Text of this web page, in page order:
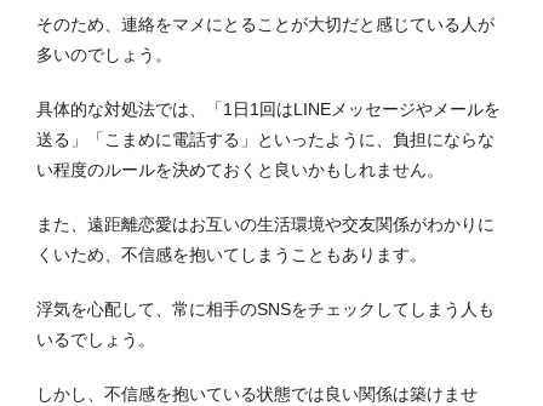
そのため、連絡をマメにとることが大切だと感じている人が
多いのでしょう。
具体的な対処法では、「1日1回はLINEメッセージやメールを
送る」「こまめに電話する」といったように、負担にならな
い程度のルールを決めておくと良いかもしれません。
また、遠距離恋愛はお互いの生活環境や交友関係がわかりに
くいため、不信感を抱いてしまうこともあります。
浮気を心配して、常に相手のSNSをチェックしてしまう人も
いるでしょう。
しかし、不信感を抱いている状態では良い関係は築けませ